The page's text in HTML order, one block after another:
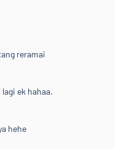
reramai
ek hahaa.
hehe